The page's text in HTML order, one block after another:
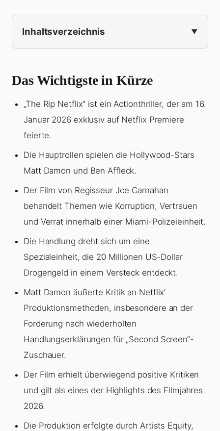
Inhaltsverzeichnis
Das Wichtigste in Kürze
„The Rip Netflix“ ist ein Actionthriller, der am 16.
Januar 2026 exklusiv auf Netflix Premiere
feierte.
Die Hauptrollen spielen die Hollywood-Stars
Matt Damon und Ben Affleck.
Der Film von Regisseur Joe Carnahan
behandelt Themen wie Korruption, Vertrauen
und Verrat innerhalb einer Miami-Polizeieinheit.
Die Handlung dreht sich um eine
Spezialeinheit, die 20 Millionen US-Dollar
Drogengeld in einem Versteck entdeckt.
Matt Damon äußerte Kritik an Netflix‘
Produktionsmethoden, insbesondere an der
Forderung nach wiederholten
Handlungserklärungen für „Second Screen“-
Zuschauer.
Der Film erhielt überwiegend positive Kritiken
und gilt als eines der Highlights des Filmjahres
2026.
Die Produktion erfolgte durch Artists Equity,